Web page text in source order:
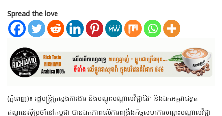
Spread the love
(ភ្នំពេញ)៖ រដ្ឋមន្ត្រីក្រសួងការងារ និងបណ្តុះបណ្តាលវិជ្ជាជីវៈ និងឯកអគ្គរាជទូត
ឥណ្ឌូនេស៊ីប្រចាំនៅកម្ពុជា បានឯកភាពលើការពង្រឹងកិច្ចសហការបណ្តុះបណ្តាលវិជ្ជា